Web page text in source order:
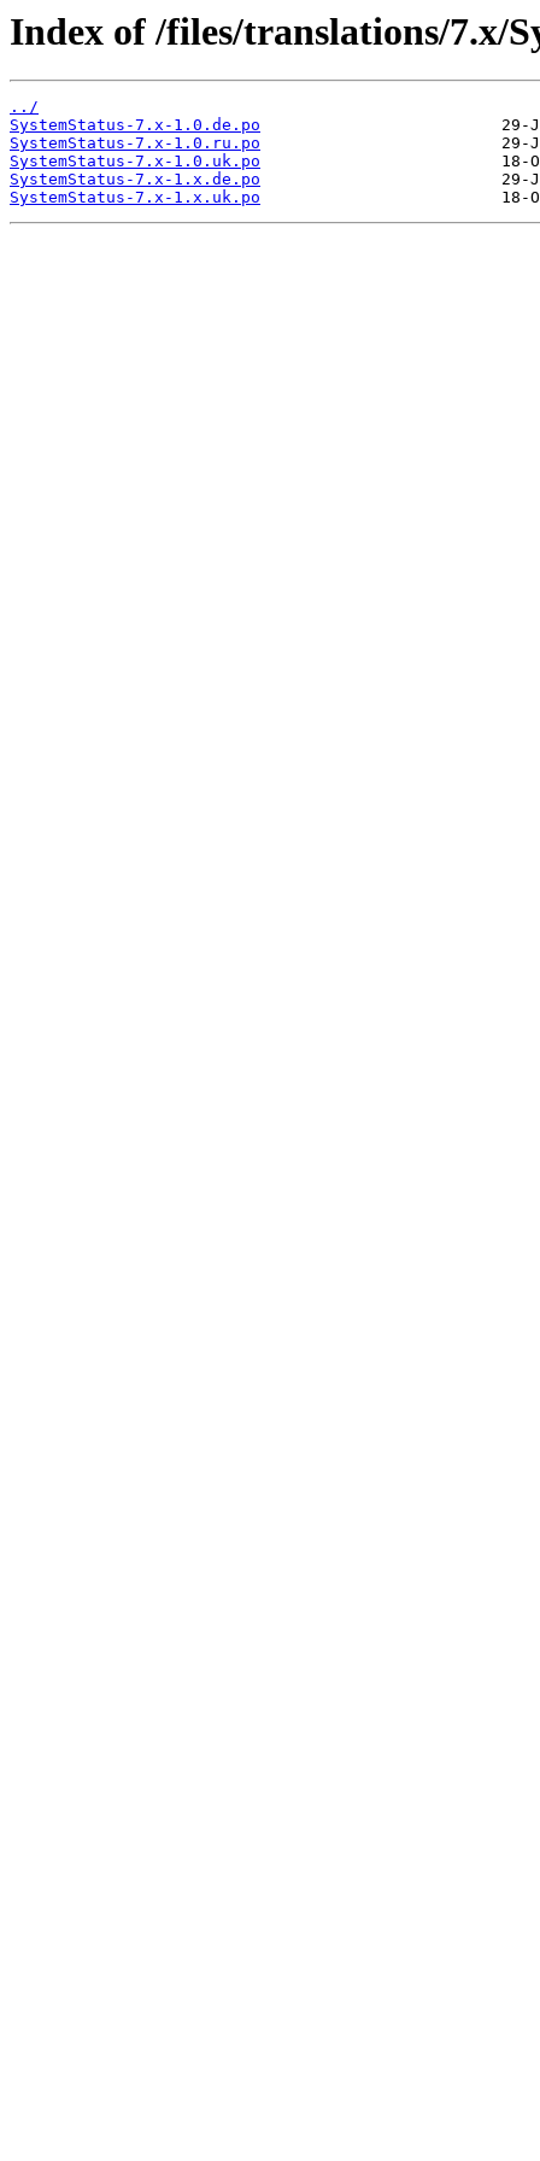
Index of /files/translations/7.x/
../
SystemStatus-7.x-1.0.de.po
SystemStatus-7.x-1.0.ru.po
SystemStatus-7.x-1.0.uk.po
SystemStatus-7.x-1.x.de.po
SystemStatus-7.x-1.x.uk.po